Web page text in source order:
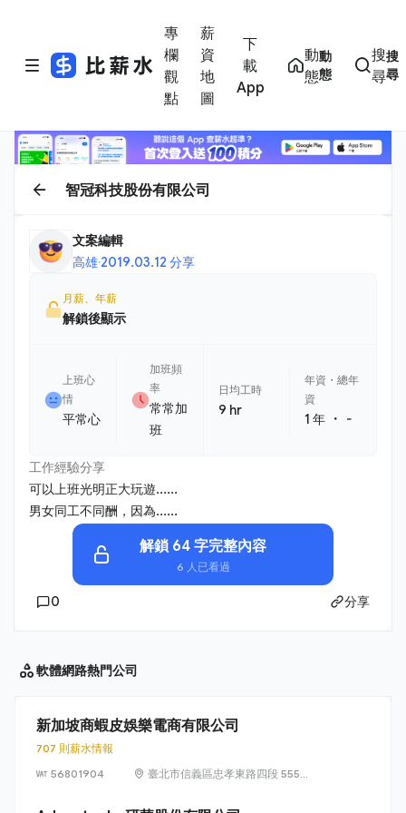
專
欄
觀
點
薪
資
地
圖
下
載
App
動
態
動
態
搜
尋
搜
尋
智冠科技股份有限公司
文案編輯
高雄·2019.03.12 分享
月薪、年薪
解鎖後顯示
上班心
情
平常心
加班頻
率
常常加
班
日均工時
9 hr
年資・總年
資
1 年 ・ -
工作經驗分享
可以上班光明正大玩遊......
男女同工不同酬，因為......
解鎖 64 字完整內容
6 人已看過
0 分享
軟體網路熱門公司
新加坡商蝦皮娛樂電商有限公司
707 則薪水情報
56801904
臺北市信義區忠孝東路四段 555